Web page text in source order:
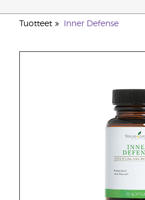
Tuotteet Inner Defense